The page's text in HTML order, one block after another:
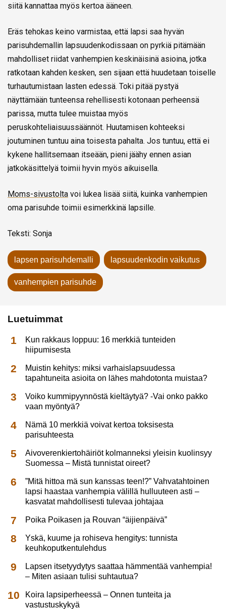
siitä kannattaa myös kertoa ääneen.
Eräs tehokas keino varmistaa, että lapsi saa hyvän
parisuhdemallin lapsuudenkodissaan on pyrkiä pitämään
mahdolliset riidat vanhempien keskinäisinä asioina, jotka
ratkotaan kahden kesken, sen sijaan että huudetaan toiselle
turhautumistaan lasten edessä. Toki pitää pystyä
näyttämään tunteensa rehellisesti kotonaan perheensä
parissa, mutta tulee muistaa myös
peruskohteliaisuussäännöt. Huutamisen kohteeksi
joutuminen tuntuu aina toisesta pahalta. Jos tuntuu, että ei
kykene hallitsemaan itseään, pieni jäähy ennen asian
jatkokäsittelyä toimii hyvin myös aikuisella.
Moms-sivustolta voi lukea lisää siitä, kuinka vanhempien
oma parisuhde toimii esimerkkinä lapsille.
Teksti: Sonja
lapsen parisuhdemalli lapsuudenkodin vaikutus
vanhempien parisuhde
Luetuimmat
Kun rakkaus loppuu: 16 merkkiä tunteiden
hiipumisesta
Muistin kehitys: miksi varhaislapsuudessa
tapahtuneita asioita on lähes mahdotonta muistaa?
Voiko kummipyynnöstä kieltäytyä? -Vai onko pakko
vaan myöntyä?
Nämä 10 merkkiä voivat kertoa toksisesta
parisuhteesta
Aivoverenkiertohäiriöt kolmanneksi yleisin kuolinsyy
Suomessa – Mistä tunnistat oireet?
”Mitä hittoa mä sun kanssas teen!?” Vahvatahtoinen
lapsi haastaa vanhempia välillä hulluuteen asti –
kasvatat mahdollisesti tulevaa johtajaa
Poika Poikasen ja Rouvan “äijienpäivä”
Yskä, kuume ja rohiseva hengitys: tunnista
keuhkoputkentulehdus
Lapsen itsetyydytys saattaa hämmentää vanhempia!
– Miten asiaan tulisi suhtautua?
Koira lapsiperheessä – Onnen tunteita ja
vastustuskykyä